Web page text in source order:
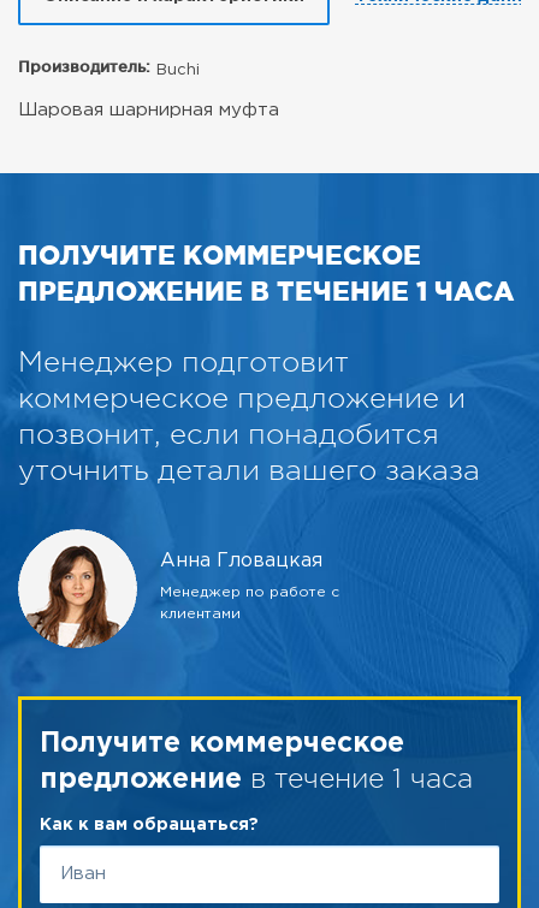
Производитель: Buchi
Шаровая шарнирная муфта
ПОЛУЧИТЕ КОММЕРЧЕСКОЕ
ПРЕДЛОЖЕНИЕ В ТЕЧЕНИЕ 1 ЧАСА
Менеджер подготовит
коммерческое предложение и
позвонит, если понадобится
уточнить детали вашего заказа
Анна Гловацкая
Менеджер по работе с
клиентами
Получите коммерческое
предложение в течение 1 часа
Как к вам обращаться?